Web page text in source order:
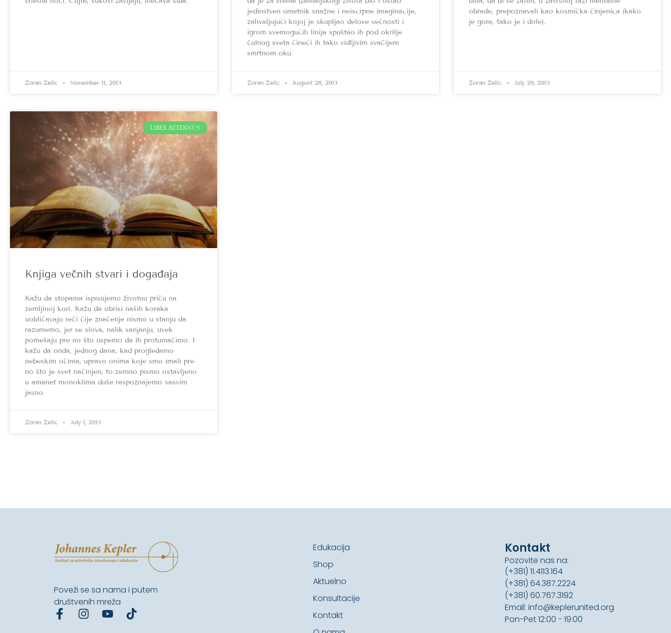
Zoran Zelić November 11, 2013
jedinstven umetnik snažne i neiscrpne imaginacije,
zahvaljujući kojoj je skupljao delove večnosti i
igrom svemogućih linija spuštao ih pod okrilje
čulnog sveta čineći ih tako vidljivim svačijem
smrtnom oku.
Zoran Zelić August 26, 2013
obrade, prepoznavali kao kosmička činjenica (kako
je gore, tako je i dole).
Zoran Zelić July 29, 2013
LIBER AETERNUS
Knjiga večnih stvari i događaja
Kažu da stopama ispisujemo životnu priču na
zemljinoj kori. Kažu da obrisi naših koraka
uobličavaju reči čije značenje nismo u stanju da
razumemo, jer se slova, nalik sanjanju, uvek
pomešaju pre no što uspemo da ih protumačimo. I
kažu da onda, jednog dana, kad progledamo
nebeskim očima, upravo onima koje smo imali pre
no što je svet načinjen, to zemno pismo ostavljeno
u amanet monoklima duše raspoznajemo sasvim
jasno.
Zoran Zelić July 1, 2013
Poveži se sa nama i putem
društvenih mreža
Edukacija
Shop
Aktuelno
Konsultacije
Kontakt
Kontakt
Pozovite nas na:
(+381) 11.4113.164
(+381) 64.387.2224
(+381) 60.767.3192
Email: info@keplerunited.org
Pon-Pet 12:00 - 19:00